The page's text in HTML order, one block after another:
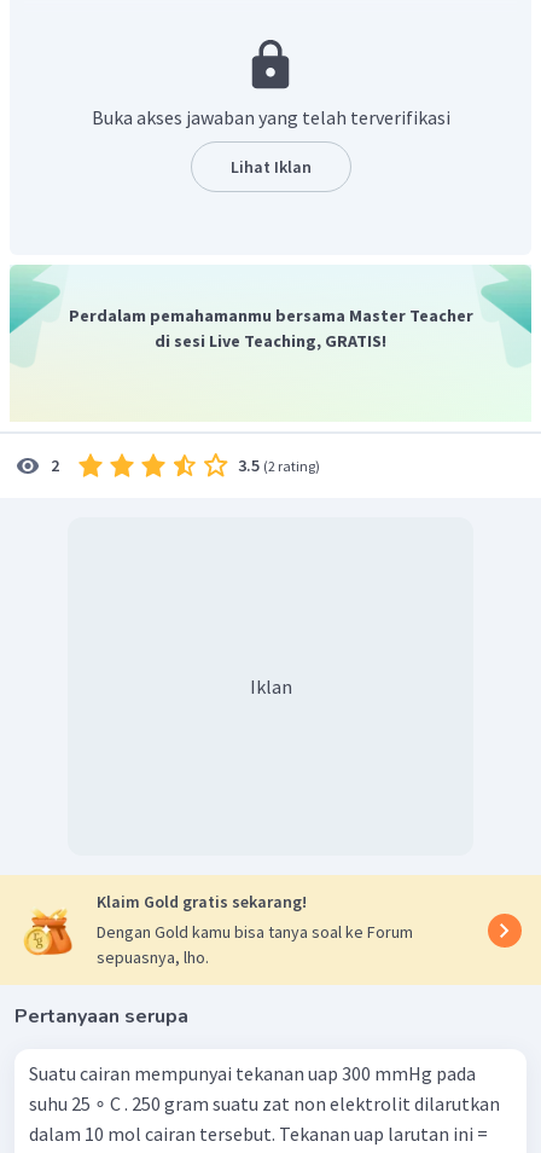
Menentukan mol zat elektrolit:
Buka akses jawaban yang telah terverifikasi
Lihat Iklan
Perdalam pemahamanmu bersama Master Teacher
di sesi Live Teaching, GRATIS!
2 3.5 (2 rating)
Iklan
Klaim Gold gratis sekarang!
Dengan Gold kamu bisa tanya soal ke Forum
sepuasnya, lho.
Pertanyaan serupa
Suatu cairan mempunyai tekanan uap 300 mmHg pada
suhu 25 ∘ C . 250 gram suatu zat non elektrolit dilarutkan
dalam 10 mol cairan tersebut. Tekanan uap larutan ini =